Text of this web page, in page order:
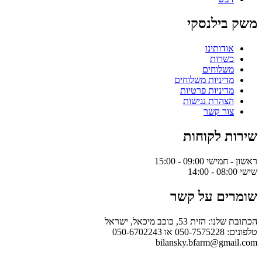
משלוחים
פרטיות
נגישות
קשר
לקוחות
- 15:00
על קשר
53, כוכב מיכאל, ישראל